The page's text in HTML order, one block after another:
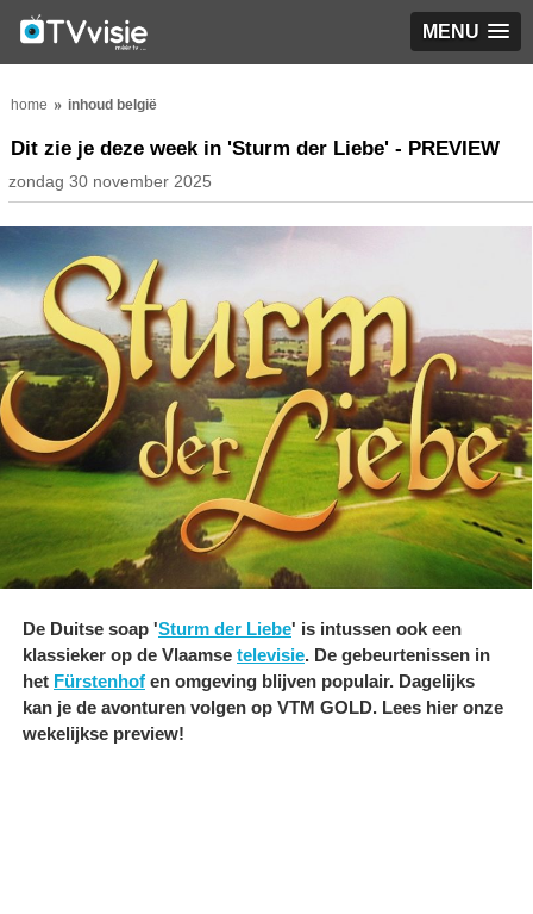
MENU
home inhoud belgië
Dit zie je deze week in 'Sturm der Liebe' - PREVIEW
zondag 30 november 2025
De Duitse soap 'Sturm der Liebe' is intussen ook een
klassieker op de Vlaamse televisie. De gebeurtenissen in
het Fürstenhof en omgeving blijven populair. Dagelijks
kan je de avonturen volgen op VTM GOLD. Lees hier onze
wekelijkse preview!